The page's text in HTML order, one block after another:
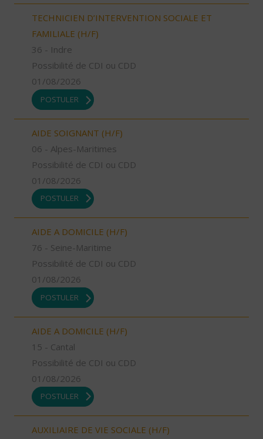
TECHNICIEN D’INTERVENTION SOCIALE ET
FAMILIALE (H/F)
36 - Indre
Possibilité de CDI ou CDD
01/08/2026
POSTULER
AIDE SOIGNANT (H/F)
06 - Alpes-Maritimes
Possibilité de CDI ou CDD
01/08/2026
POSTULER
AIDE A DOMICILE (H/F)
76 - Seine-Maritime
Possibilité de CDI ou CDD
01/08/2026
POSTULER
AIDE A DOMICILE (H/F)
15 - Cantal
Possibilité de CDI ou CDD
01/08/2026
POSTULER
AUXILIAIRE DE VIE SOCIALE (H/F)